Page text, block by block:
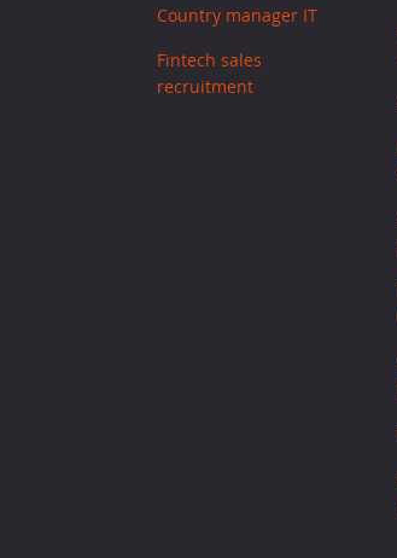
Country manager IT
Fintech sales
recruitment